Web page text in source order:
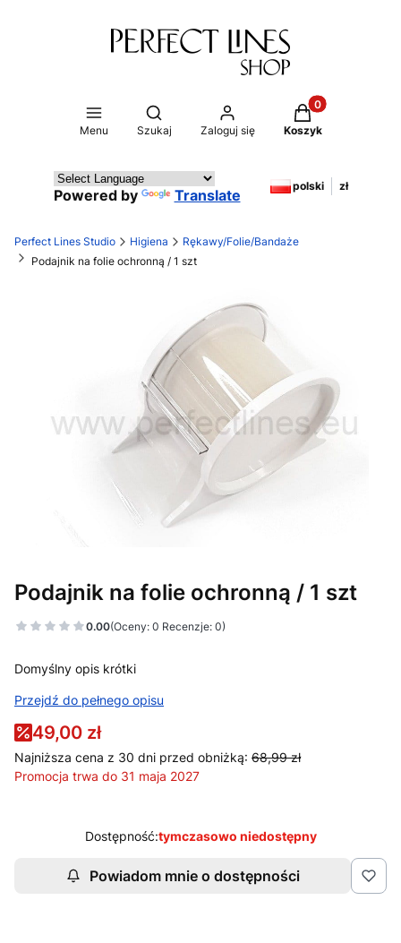
Menu
Otwórz wyszukiwarkę
Szukaj Zaloguj się
Produkty w
Koszyk
Powered by Translate
polski zł
Perfect Lines Studio Higiena
Rękawy/Folie/Bandaże
Podajnik na folie ochronną / 1 szt
Podajnik na folie ochronną / 1 szt
0.00(Oceny: 0 Recenzje: 0)
Domyślny opis krótki
Przejdź do pełnego opisu
49,00 zł
Najniższa cena z 30 dni przed obniżką: 68,99 zł
Promocja trwa do 31 maja 2027
Dostępność:tymczasowo niedostępny
Powiadom mnie o dostępności